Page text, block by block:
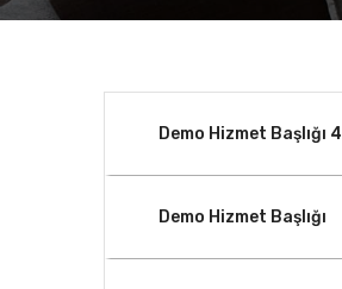
Demo Hizmet Başlığı 4
Demo Hizmet Başlığı